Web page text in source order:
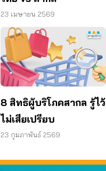
23 เมษายน 2569
8 สิทธิผู้บริโภคสากล รู้ไว้
ไม่เสียเปรียบ
23 กุมภาพันธ์ 2569